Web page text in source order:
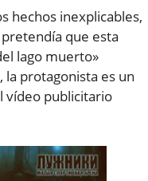
hechos inexplicables,
que esta
lago muerto»
la protagonista es un
vídeo publicitario